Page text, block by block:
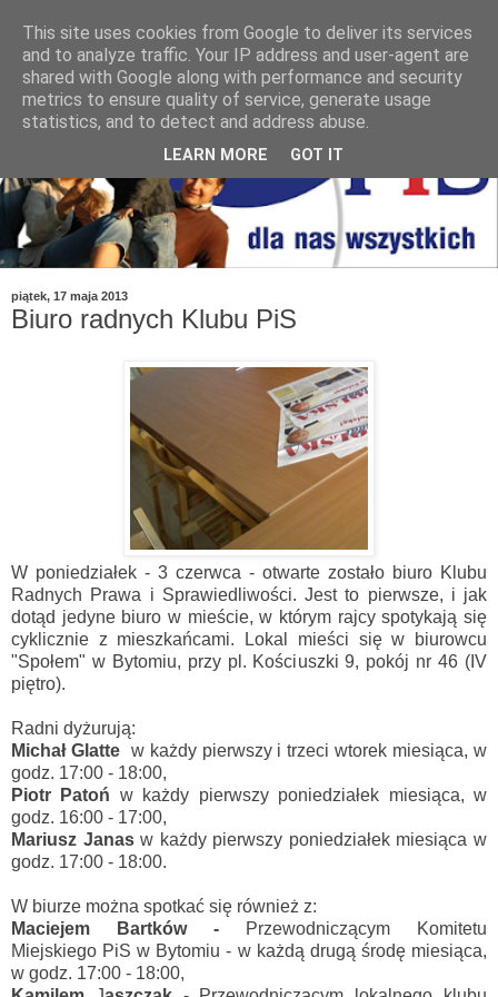
piątek, 17 maja 2013
Biuro radnych Klubu PiS
W poniedziałek - 3 czerwca - otwarte zostało biuro Klubu
Radnych Prawa i Sprawiedliwości. Jest to pierwsze, i jak
dotąd jedyne biuro w mieście, w którym rajcy spotykają się
cyklicznie z mieszkańcami. Lokal mieści się w biurowcu
"Społem" w Bytomiu, przy pl. Kościuszki 9, pokój nr 46 (IV
piętro).
Radni dyżurują:
Michał Glatte w każdy pierwszy i trzeci wtorek miesiąca, w
godz. 17:00 - 18:00,
Piotr Patoń w każdy pierwszy poniedziałek miesiąca, w
godz. 16:00 - 17:00,
Mariusz Janasw każdy pierwszy poniedziałek miesiąca w
godz. 17:00 - 18:00.
W biurze można spotkać się również z:
Maciejem Bartków - Przewodniczącym Komitetu
Miejskiego PiS w Bytomiu - w każdą drugą środę miesiąca,
w godz. 17:00 - 18:00,
This site uses cookies from Google to deliver its services
and to analyze traffic. Your IP address and user-agent are
shared with Google along with performance and security
metrics to ensure quality of service, generate usage
statistics, and to detect and address abuse.
LEARN MORE GOT IT